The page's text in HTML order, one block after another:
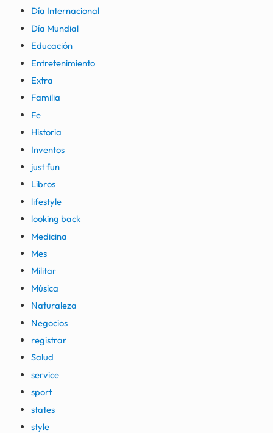
Día Internacional
Día Mundial
Educación
Entretenimiento
Extra
Familia
Fe
Historia
Inventos
just fun
Libros
lifestyle
looking back
Medicina
Mes
Militar
Música
Naturaleza
Negocios
registrar
Salud
service
sport
states
style